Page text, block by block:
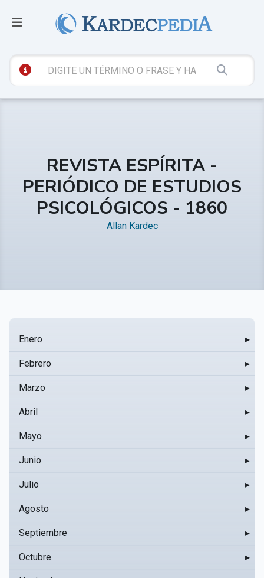
REVISTA ESPÍRITA -
PERIÓDICO DE ESTUDIOS
PSICOLÓGICOS - 1860
Allan Kardec
Enero ▸
Febrero ▸
Marzo ▸
Abril ▸
Mayo ▸
Junio ▸
Julio ▸
Agosto ▸
Septiembre ▸
Octubre ▸